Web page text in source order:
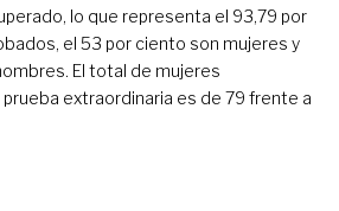
lo que representa el 93,79 por
el 53 por ciento son mujeres y
El total de mujeres
extraordinaria es de 79 frente a